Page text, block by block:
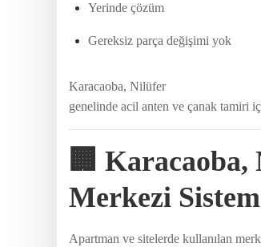
Yerinde çözüm
Gereksiz parça değişimi yok
Karacaoba, Nilüfer
genelinde acil anten ve çanak tamiri
🏢
Merkezi
Apartman ve sitelerde kullanılan